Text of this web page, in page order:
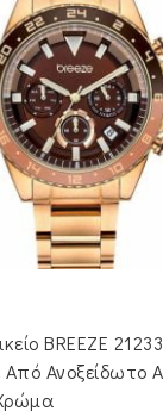
BREEZE
Ανοξείδωτο